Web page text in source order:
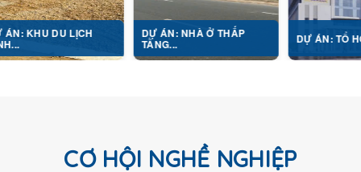
LỊCH DỰ ÁN: NHÀ Ở THẤP
TẦNG... DỰ ÁN: TỔ HỢP Y TẾ...
CƠ HỘI NGHỀ NGHIỆP